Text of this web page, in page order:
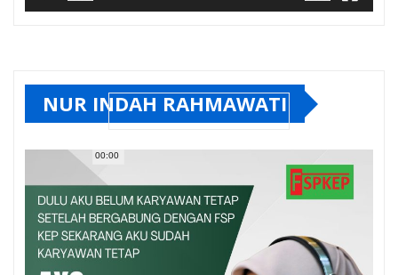
00:00
NUR INDAH RAHMAWATI